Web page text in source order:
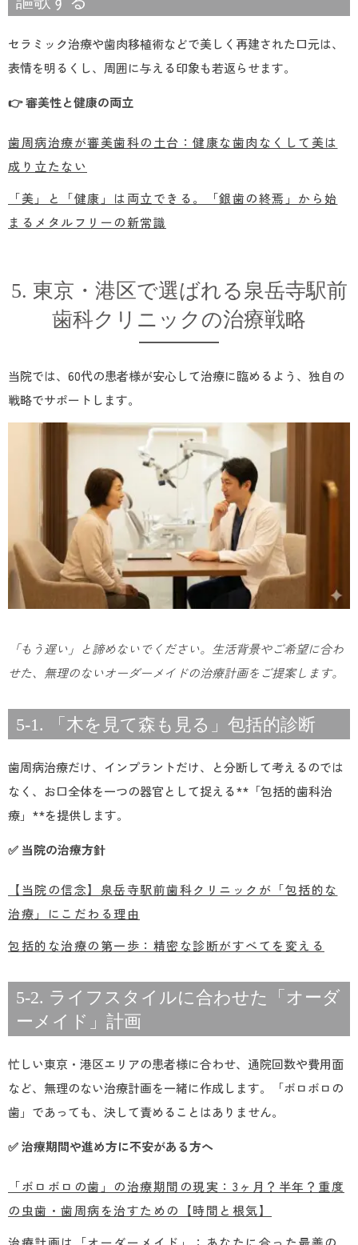
セラミック治療や歯肉移植術などで美しく再建された口元は、
表情を明るくし、周囲に与える印象も若返らせます。
👉 審美性と健康の両立
歯周病治療が審美歯科の土台：健康な歯肉なくして美は
成り立たない
「美」と「健康」は両立できる。「銀歯の終焉」から始
まるメタルフリーの新常識
5. 東京・港区で選ばれる泉岳寺駅前
歯科クリニックの治療戦略
当院では、60代の患者様が安心して治療に臨めるよう、独自の
戦略でサポートします。
「もう遅い」と諦めないでください。生活背景やご希望に合わ
せた、無理のないオーダーメイドの治療計画をご提案します。
5-1. 「木を見て森も見る」包括的診断
歯周病治療だけ、インプラントだけ、と分断して考えるのでは
なく、お口全体を一つの器官として捉える**「包括的歯科治
療」**を提供します。
✅ 当院の治療方針
【当院の信念】泉岳寺駅前歯科クリニックが「包括的な
治療」にこだわる理由
包括的な治療の第一歩：精密な診断がすべてを変える
5-2. ライフスタイルに合わせた「オーダ
ーメイド」計画
忙しい東京・港区エリアの患者様に合わせ、通院回数や費用面
など、無理のない治療計画を一緒に作成します。「ボロボロの
歯」であっても、決して責めることはありません。
✅ 治療期間や進め方に不安がある方へ
「ボロボロの歯」の治療期間の現実：3ヶ月？半年？重度
の虫歯・歯周病を治すための【時間と根気】